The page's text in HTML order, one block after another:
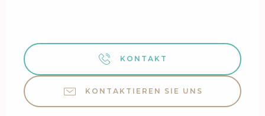
KONTAKT
KONTAKTIEREN SIE UNS